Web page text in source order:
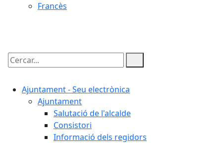
Francès
Cercar:
Ajuntament - Seu electrònica
Ajuntament
Salutació de l'alcalde
Consistori
Informació dels regidors